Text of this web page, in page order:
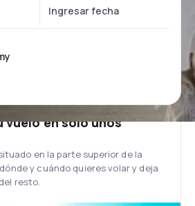
vuelo en solo unos
en la parte superior de la
y cuándo quieres volar y deja
resto.